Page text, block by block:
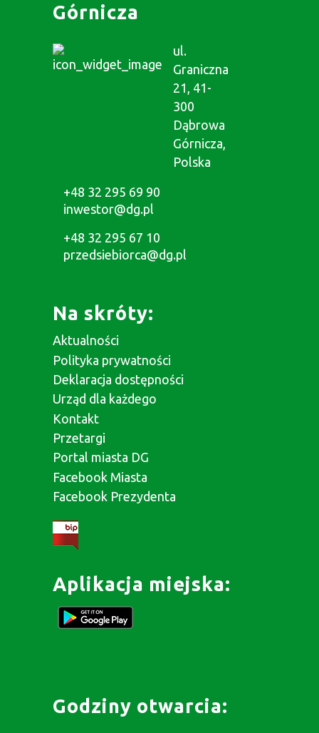
Górnicza
ul.
Graniczna
21, 41-
300
Dąbrowa
Górnicza,
Polska
+48 32 295 69 90
inwestor@dg.pl
+48 32 295 67 10
przedsiebiorca@dg.pl
Na skróty:
Aktualności
Polityka prywatności
Deklaracja dostępności
Urząd dla każdego
Kontakt
Przetargi
Portal miasta DG
Facebook Miasta
Facebook Prezydenta
Aplikacja miejska:
Godziny otwarcia: